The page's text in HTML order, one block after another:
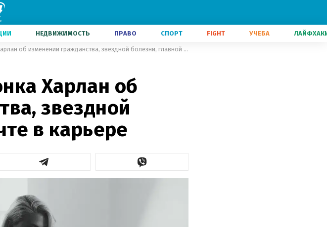
НЕДВИЖИМОСТЬ ПРАВО СПОРТ FIGHT УЧЕБА
Олимпийская чемпионка Харлан об изменении гражданства, звездной болезни, главной мечте в карьере
Харлан об
звездной
в карьере